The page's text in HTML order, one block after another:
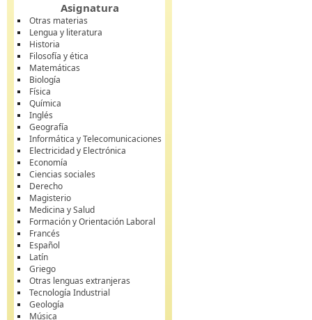
Asignatura
Otras materias
Lengua y literatura
Historia
Filosofía y ética
Matemáticas
Biología
Física
Química
Inglés
Geografía
Informática y Telecomunicaciones
Electricidad y Electrónica
Economía
Ciencias sociales
Derecho
Magisterio
Medicina y Salud
Formación y Orientación Laboral
Francés
Español
Latín
Griego
Otras lenguas extranjeras
Tecnología Industrial
Geología
Música